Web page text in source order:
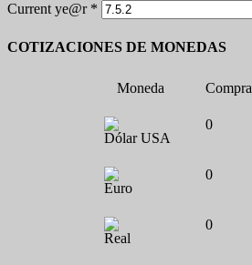
Current ye@r *
COTIZACIONES DE MONEDAS
Moneda Compra
Dólar USA
0
Euro
0
Real
0